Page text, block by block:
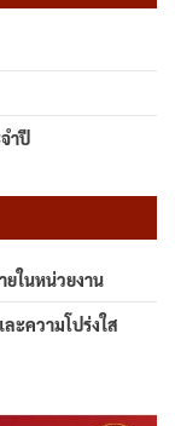
ำปี
ยในหน่วยงาน
ะความโปร่งใส